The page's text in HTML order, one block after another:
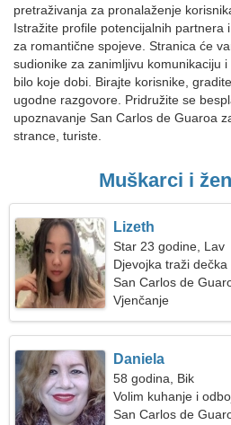
pretraživanja za pronalaženje
Istražite profile potencijalnih partnera
za romantične spojeve. Stranica će
sudionike za zanimljivu komunikaciju
bilo koje dobi. Birajte korisnike,
ugodne razgovore. Pridružite se
upoznavanje San Carlos de Guaroa
strance, turiste.
Muškarci i
Lizeth
Star 23 godine, Lav
Djevojka traži dečka
San Carlos de
Vjenčanje
Daniela
58 godina, Bik
Volim kuhanje i
San Carlos de